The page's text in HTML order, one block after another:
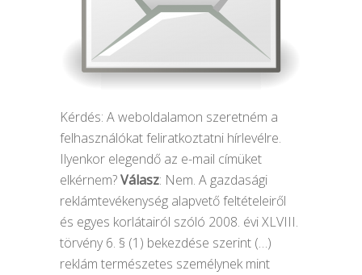
Kérdés: A weboldalamon szeretném a
felhasználókat feliratkoztatni hírlevélre.
Ilyenkor elegendő az e-mail címüket
elkérnem?Válasz: Nem. A gazdasági
reklámtevékenység alapvető feltételeiről
és egyes korlátairól szóló 2008. évi XLVIII.
törvény 6. § (1) bekezdése szerint (…)
reklám természetes személynek mint